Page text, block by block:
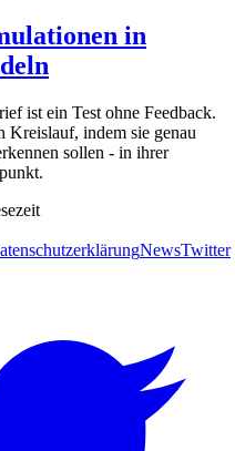
in
ist ein Test ohne Feedback.
Kreislauf, indem sie genau
sollen - in ihrer
NewsTwitter